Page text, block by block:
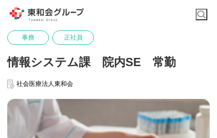
事務 正社員
情報システム課 院内SE 常勤
社会医療法人東和会